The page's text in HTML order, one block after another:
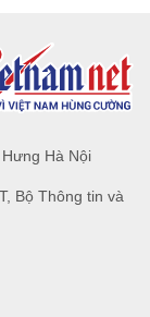
Hà Nội
Bộ Thông tin và